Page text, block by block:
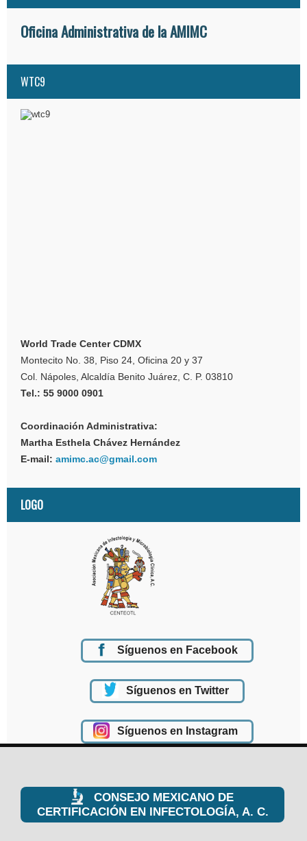
Oficina Administrativa de la AMIMC
WTC9
World Trade Center CDMX
Montecito No. 38, Piso 24, Oficina 20 y 37
Col. Nápoles, Alcaldía Benito Juárez, C. P. 03810
Tel.: 55 9000 0901
Coordinación Administrativa:
Martha Esthela Chávez Hernández
E-mail: amimc.ac@gmail.com
LOGO
Síguenos en Facebook
Síguenos en Twitter
Síguenos en Instagram
CONSEJO MEXICANO DE
CERTIFICACIÓN EN INFECTOLOGÍA, A. C.